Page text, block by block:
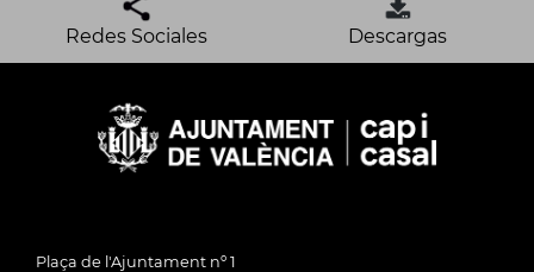
Redes Sociales Descargas
Plaça de l'Ajuntament nº 1